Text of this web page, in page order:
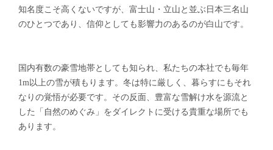
知名度こそ高くないですが、富士山・立山と並ぶ日本三名山
のひとつであり、信仰としても影響力のあるのが白山です。
国内有数の豪雪地帯としても知られ、私たちの本社でも毎年
1m以上の雪が積もります。冬は特に厳しく、暮らすにもそれ
なりの覚悟が必要です。その反面、豊富な雪解け水を源流と
した「自然のめぐみ」をダイレクトに受ける貴重な場所でも
あります。